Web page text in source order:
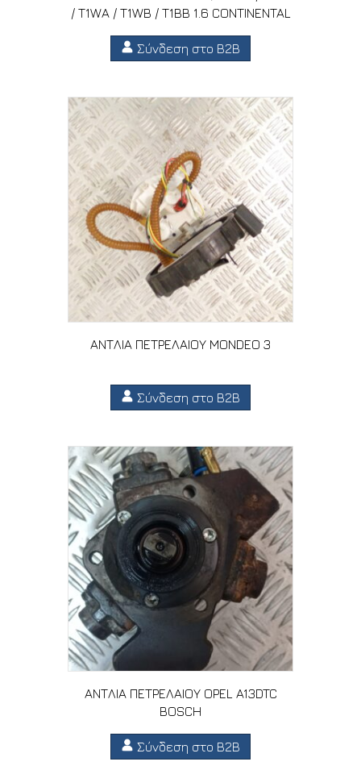
/ T1WA / T1WB / T1BB 1.6 CONTINENTAL
Σύνδεση στο B2B
ΑΝΤΛΙΑ ΠΕΤΡΕΛΑΙΟΥ MONDEO 3
Σύνδεση στο B2B
ΑΝΤΛΙΑ ΠΕΤΡΕΛΑΙΟΥ OPEL A13DTC
BOSCH
Σύνδεση στο B2B